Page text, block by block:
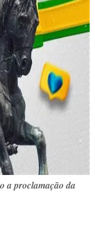
a proclamação da